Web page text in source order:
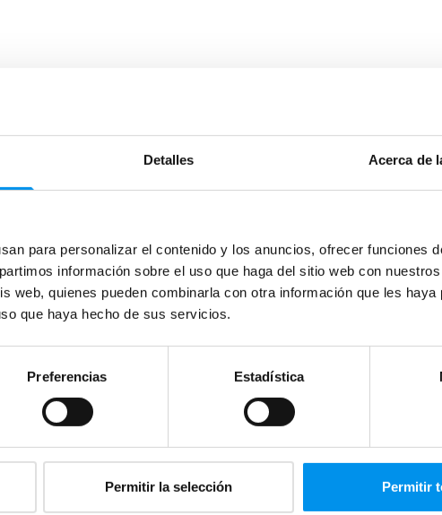
Detalles Acerca de
para personalizar el contenido y los anuncios, ofrecer funciones
información sobre el uso que haga del sitio web con
web, quienes pueden combinarla con otra información que les haya
que haya hecho de sus servicios.
Preferencias Estadística
Permitir la selección Permitir
Norma (300) sur
+ 2 coulissantes) en
mois
Paroi de douche GME Vetrum
Angulaire (2 fixes + 2 coulissantes) en
acier inoxydable, 8/10 mm + bras de
1.252,42€ 1.683,36€
à partir de 417,47€/mois